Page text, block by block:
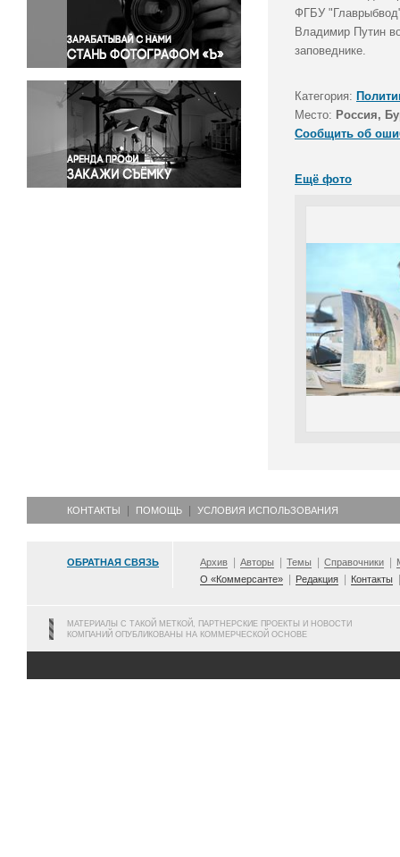
Правосудие
Происшествия и конфликты
Религия
Светская жизнь
Спорт
Экология
Экономика и бизнес
ФГБУ
Владимир Путин
заповеднике.
Категория:
Место: Россия,
Сообщить об
Ещё фото
КОНТАКТЫ ПОМОЩЬ УСЛОВИЯ ИСПОЛЬЗОВАНИЯ
ОБРАТНАЯ СВЯЗЬ Архив Авторы Темы Справочники
О «Коммерсанте»
Редакция Контакты
МАТЕРИАЛЫ С ТАКОЙ МЕТКОЙ, ПАРТНЕРСКИЕ ПРОЕКТЫ И НОВОСТИ
КОМПАНИЙ ОПУБЛИКОВАНЫ НА КОММЕРЧЕСКОЙ ОСНОВЕ